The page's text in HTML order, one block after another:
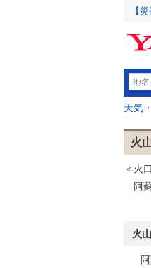
【
天気
火
＜火
阿蘇
火
阿